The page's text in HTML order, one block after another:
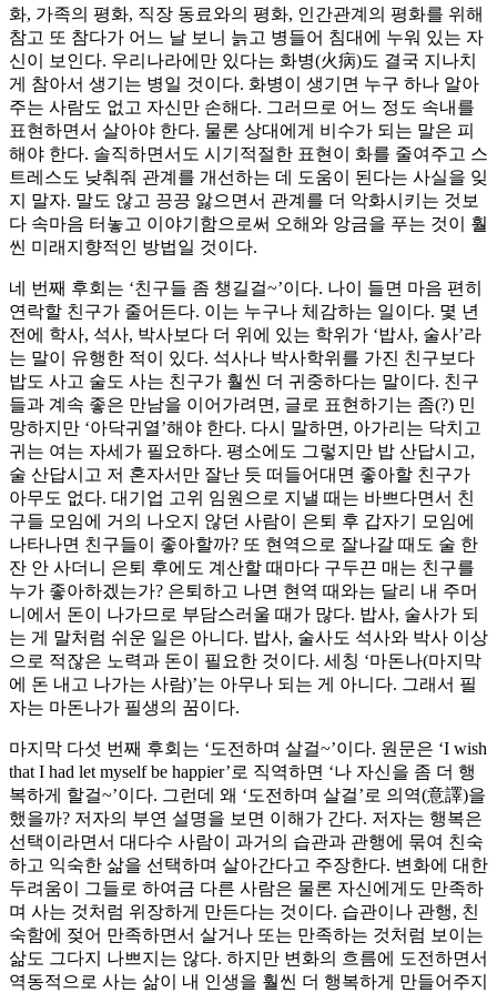
화, 가족의 평화, 직장 동료와의 평화, 인간관계의 평화를 위해
참고 또 참다가 어느 날 보니 늙고 병들어 침대에 누워 있는 자
신이 보인다. 우리나라에만 있다는 화병(火病)도 결국 지나치
게 참아서 생기는 병일 것이다. 화병이 생기면 누구 하나 알아
주는 사람도 없고 자신만 손해다. 그러므로 어느 정도 속내를
표현하면서 살아야 한다. 물론 상대에게 비수가 되는 말은 피
해야 한다. 솔직하면서도 시기적절한 표현이 화를 줄여주고 스
트레스도 낮춰줘 관계를 개선하는 데 도움이 된다는 사실을 잊
지 말자. 말도 않고 끙끙 앓으면서 관계를 더 악화시키는 것보
다 속마음 터놓고 이야기함으로써 오해와 앙금을 푸는 것이 훨
씬 미래지향적인 방법일 것이다.
네 번째 후회는 ‘친구들 좀 챙길걸~’이다. 나이 들면 마음 편히
연락할 친구가 줄어든다. 이는 누구나 체감하는 일이다. 몇 년
전에 학사, 석사, 박사보다 더 위에 있는 학위가 ‘밥사, 술사’라
는 말이 유행한 적이 있다. 석사나 박사학위를 가진 친구보다
밥도 사고 술도 사는 친구가 훨씬 더 귀중하다는 말이다. 친구
들과 계속 좋은 만남을 이어가려면, 글로 표현하기는 좀(?) 민
망하지만 ‘아닥귀열’해야 한다. 다시 말하면, 아가리는 닥치고
귀는 여는 자세가 필요하다. 평소에도 그렇지만 밥 산답시고,
술 산답시고 저 혼자서만 잘난 듯 떠들어대면 좋아할 친구가
아무도 없다. 대기업 고위 임원으로 지낼 때는 바쁘다면서 친
구들 모임에 거의 나오지 않던 사람이 은퇴 후 갑자기 모임에
나타나면 친구들이 좋아할까? 또 현역으로 잘나갈 때도 술 한
잔 안 사더니 은퇴 후에도 계산할 때마다 구두끈 매는 친구를
누가 좋아하겠는가? 은퇴하고 나면 현역 때와는 달리 내 주머
니에서 돈이 나가므로 부담스러울 때가 많다. 밥사, 술사가 되
는 게 말처럼 쉬운 일은 아니다. 밥사, 술사도 석사와 박사 이상
으로 적잖은 노력과 돈이 필요한 것이다. 세칭 ‘마돈나(마지막
에 돈 내고 나가는 사람)’는 아무나 되는 게 아니다. 그래서 필
자는 마돈나가 필생의 꿈이다.
마지막 다섯 번째 후회는 ‘도전하며 살걸~’이다. 원문은 ‘I wish
that I had let myself be happier’로 직역하면 ‘나 자신을 좀 더 행
복하게 할걸~’이다. 그런데 왜 ‘도전하며 살걸’로 의역(意譯)을
했을까? 저자의 부연 설명을 보면 이해가 간다. 저자는 행복은
선택이라면서 대다수 사람이 과거의 습관과 관행에 묶여 친숙
하고 익숙한 삶을 선택하며 살아간다고 주장한다. 변화에 대한
두려움이 그들로 하여금 다른 사람은 물론 자신에게도 만족하
며 사는 것처럼 위장하게 만든다는 것이다. 습관이나 관행, 친
숙함에 젖어 만족하면서 살거나 또는 만족하는 것처럼 보이는
삶도 그다지 나쁘지는 않다. 하지만 변화의 흐름에 도전하면서
역동적으로 사는 삶이 내 인생을 훨씬 더 행복하게 만들어주지